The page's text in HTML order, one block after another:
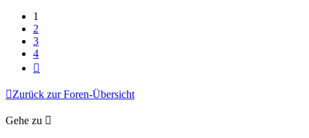
1
2
3
4
Zurück zur Foren-Übersicht
Gehe zu